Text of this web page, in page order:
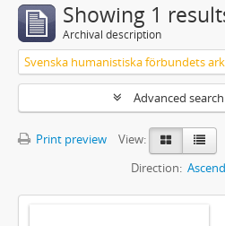
Showing 1
Archival description
Advanced
Print preview
View:
Direction: